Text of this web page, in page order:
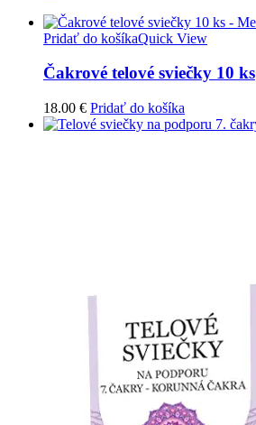
Pridať do košíkaQuick View
Čakrové telové sviečky 10 ks
18.00 € Pridať do košíka